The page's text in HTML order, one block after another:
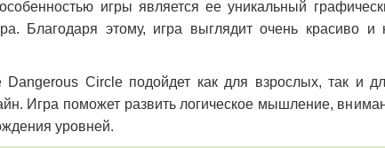
игры является ее уникальный
Благодаря этому, игра выглядит очень красиво
Circle подойдет как для взрослых, так и
Игра поможет развить логическое мышление,
уровней.